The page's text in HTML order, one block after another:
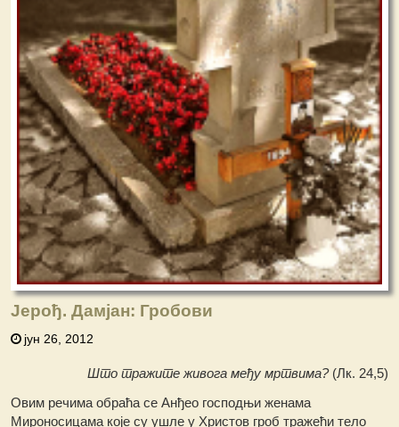
Јерођ. Дамјан: Гробови
јун 26, 2012
Што тражите живога међу мртвима?(Лк. 24,5)
Овим речима обраћа се Анђео господњи женама
Мироносицама које су ушле у Христов гроб тражећи тело